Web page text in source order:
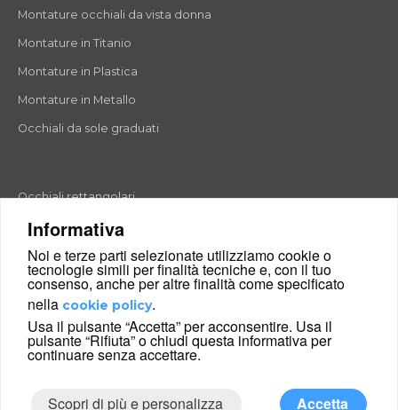
Informativa
Noi e terze parti selezionate utilizziamo cookie o
tecnologie simili per finalità tecniche e, con il tuo
consenso, anche per altre finalità come specificato
nella cookie policy.
Usa il pulsante “Accetta” per acconsentire. Usa il
pulsante “Rifiuta” o chiudi questa informativa per
continuare senza accettare.
Scopri di più e personalizza Accetta
Montature occhiali da vista donna
Montature in Titanio
Montature in Plastica
Montature in Metallo
Occhiali da sole graduati
Occhiali rettangolari
Occhiali rotondi
Occhiali a goccia
Occhiali a farfalla
Occhiali esagonali
Occhiali cat-eyes